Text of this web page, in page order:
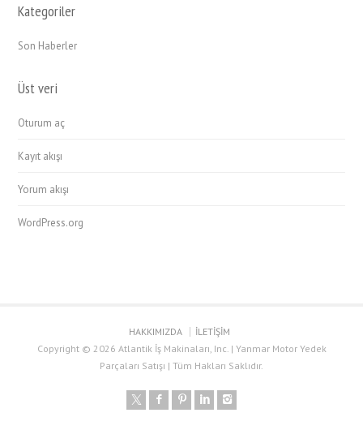
Kategoriler
Son Haberler
Üst veri
Oturum aç
Kayıt akışı
Yorum akışı
WordPress.org
HAKKIMIZDA
İLETİŞİM
Copyright © 2026 Atlantik İş Makinaları, Inc. | Yanmar Motor Yedek
Parçaları Satışı | Tüm Hakları Saklıdır.